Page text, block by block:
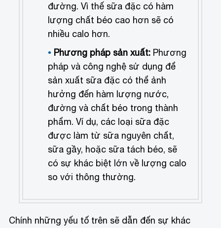
đường. Vì thế sữa đặc có hàm
lượng chất béo cao hơn sẽ có
nhiều calo hơn.
Phương pháp sản xuất: Phương
pháp và công nghệ sử dụng để
sản xuất sữa đặc có thể ảnh
hưởng đến hàm lượng nước,
đường và chất béo trong thành
phẩm. Ví dụ, các loại sữa đặc
được làm từ sữa nguyên chất,
sữa gầy, hoặc sữa tách béo, sẽ
có sự khác biệt lớn về lượng calo
so với thông thường.
Chính những yếu tố trên sẽ dẫn đến sự khác